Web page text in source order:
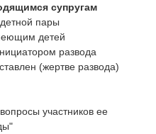
супругам
пары
детей
развода
(жертве развода)
участников ее